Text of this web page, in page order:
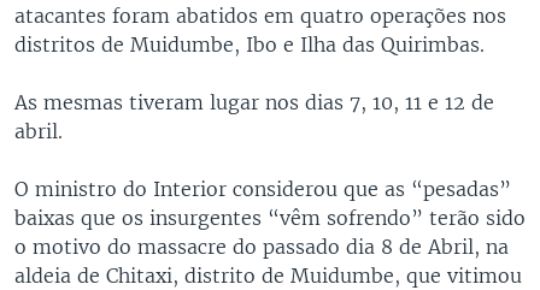
atacantes foram abatidos em quatro operações nos
distritos de Muidumbe, Ibo e Ilha das Quirimbas.
As mesmas tiveram lugar nos dias 7, 10, 11 e 12 de
abril.
O ministro do Interior considerou que as “pesadas”
baixas que os insurgentes “vêm sofrendo” terão sido
o motivo do massacre do passado dia 8 de Abril, na
aldeia de Chitaxi, distrito de Muidumbe, que vitimou